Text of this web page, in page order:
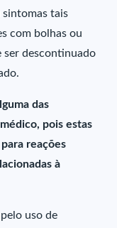
sintomas tais
com bolhas ou
ser descontinuado
das
pois estas
reações
à
uso de